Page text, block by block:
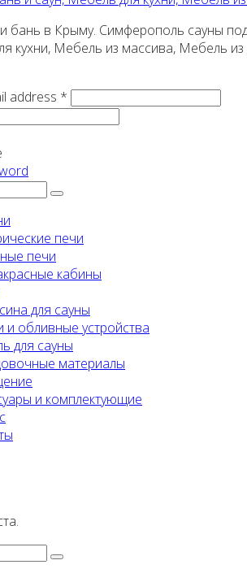
бань в Крыму. Симферополь сауны
кухни, Мебель из массива, Мебель
address *
печи
печи
кабины
для сауны
и обливные устройства
для сауны
материалы
и комплектующие